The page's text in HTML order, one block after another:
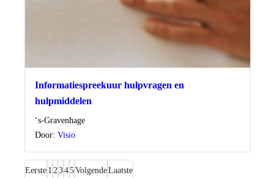
Informatiespreekuur hulpvragen en
hulpmiddelen
Locatie
‘s-Gravenhage
Door: Visio
Eerste 1 2 345VolgendeLaatste